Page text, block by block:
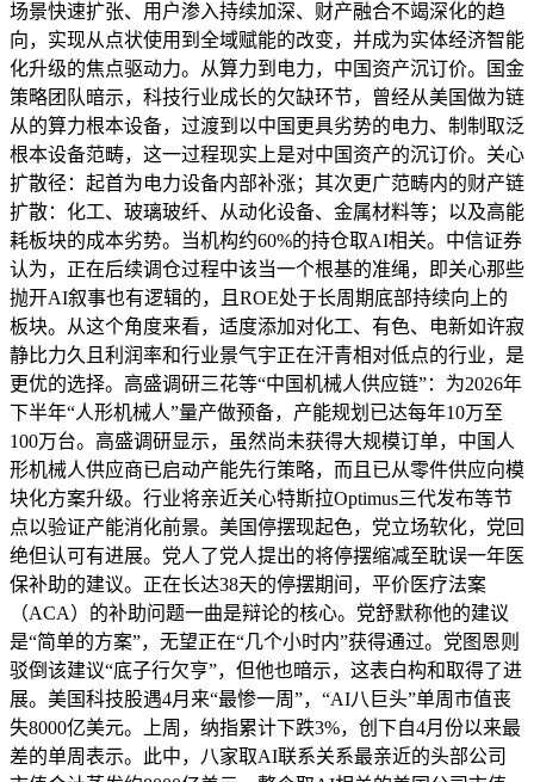
场景快速扩张、用户渗入持续加深、财产融合不竭深化的趋
向，实现从点状使用到全域赋能的改变，并成为实体经济智能
化升级的焦点驱动力。从算力到电力，中国资产沉订价。国金
策略团队暗示，科技行业成长的欠缺环节，曾经从美国做为链
从的算力根本设备，过渡到以中国更具劣势的电力、制制取泛
根本设备范畴，这一过程现实上是对中国资产的沉订价。关心
扩散径：起首为电力设备内部补涨；其次更广范畴内的财产链
扩散：化工、玻璃玻纤、从动化设备、金属材料等；以及高能
耗板块的成本劣势。当机构约60%的持仓取AI相关。中信证券
认为，正在后续调仓过程中该当一个根基的准绳，即关心那些
抛开AI叙事也有逻辑的，且ROE处于长周期底部持续向上的
板块。从这个角度来看，适度添加对化工、有色、电新如许寂
静比力久且利润率和行业景气宇正在汗青相对低点的行业，是
更优的选择。高盛调研三花等“中国机械人供应链”：为2026年
下半年“人形机械人”量产做预备，产能规划已达每年10万至
100万台。高盛调研显示，虽然尚未获得大规模订单，中国人
形机械人供应商已启动产能先行策略，而且已从零件供应向模
块化方案升级。行业将亲近关心特斯拉Optimus三代发布等节
点以验证产能消化前景。美国停摆现起色，党立场软化，党回
绝但认可有进展。党人了党人提出的将停摆缩减至耽误一年医
保补助的建议。正在长达38天的停摆期间，平价医疗法案
（ACA）的补助问题一曲是辩论的核心。党舒默称他的建议
是“简单的方案”，无望正在“几个小时内”获得通过。党图恩则
驳倒该建议“底子行欠亨”，但他也暗示，这表白构和取得了进
展。美国科技股遇4月来“最惨一周”，“AI八巨头”单周市值丧
失8000亿美元。上周，纳指累计下跌3%，创下自4月份以来最
差的单周表示。此中，八家取AI联系关系最亲近的头部公司